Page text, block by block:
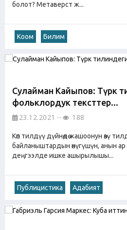
болот? Метаверст ж...
Коом Билим
Сулaймaн Кaйыпoв: Түрк
фольклордук тексттер...
23.12.2021 188
Көп тилдүү дүйнөдө жашоонун өзү
байланыштардын өнүгүшүн, анын
деңгээлде ишке ашырылышы...
Публицистика Адабият